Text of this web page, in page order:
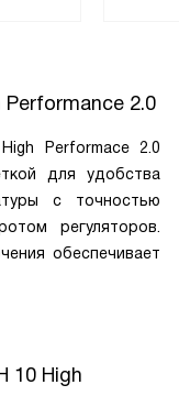
Performance 2.0
Performace 2.0
для удобства
с точностью
регуляторов.
обеспечивает
10 High